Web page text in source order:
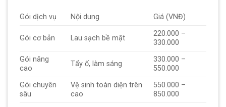
Gói dịch vụ Nội dung Giá (VNĐ)
Gói cơ bản Lau sạch bề mặt
220.000 –
330.000
Gói nâng
cao
Tẩy ố, làm sáng
330.000 –
550.000
Gói chuyên
sâu
Vệ sinh toàn diện trên
cao
550.000 –
850.000